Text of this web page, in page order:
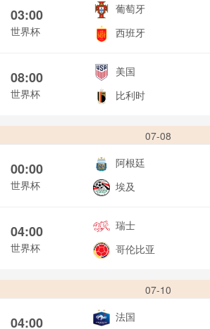
03:00
世界杯
葡萄牙
西班牙
08:00
世界杯
美国
比利时
07-08
00:00
世界杯
阿根廷
埃及
04:00
世界杯
瑞士
哥伦比亚
07-10
04:00
法国